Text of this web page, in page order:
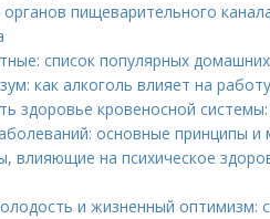
органов пищеварительного
список популярных
как алкоголь влияет на
здоровье кровеносной
основные принципы и
влияющие на психическое
и жизненный оптимизм: